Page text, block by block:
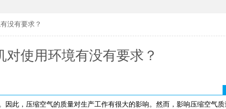
没有要求？
对使用环境有没有要求？
此，压缩空气的质量对生产工作有很大的影响。然而，影响压缩空气质